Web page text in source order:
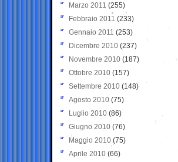
Marzo 2011 (255)
Febbraio 2011 (233)
Gennaio 2011 (253)
Dicembre 2010 (237)
Novembre 2010 (187)
Ottobre 2010 (157)
Settembre 2010 (148)
Agosto 2010 (75)
Luglio 2010 (86)
Giugno 2010 (76)
Maggio 2010 (75)
Aprile 2010 (66)